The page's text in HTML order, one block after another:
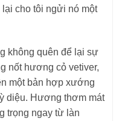
cho tôi ngửi nó một
không quên để lại sự
nốt hương cỏ vetiver,
một bản hợp xướng
diệu. Hương thơm mát
trọng ngay từ làn